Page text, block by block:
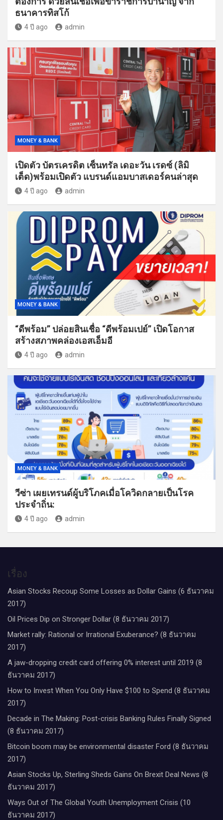
ธนาคารทิสโก้
4 ปี ago admin
MONEY & BANK
เปิดตัว บัตรเครดิต เซ็นทรัล เดอะวัน เรดซ์ (ลิมิ
เต็ด)พร้อมเปิดตัว แบรนด์แอมบาสเดอร์คนล่าสุด
4 ปี ago admin
MONEY & BANK
“ดีพร้อม” ปล่อยสินเชื่อ “ดีพร้อมเปย์” เปิดโอกาส
สร้างสภาพคล่องเอสเอ็มอี
4 ปี ago admin
MONEY & BANK
วีซ่า เผยเทรนด์ผู้บริโภคเมื่อโควิดกลายเป็นโรค
ประจำถิ่น:
4 ปี ago admin
เรื่อง
Asian Stocks Recoup Some Losses as Dollar Gains (6 ธันวาคม
2017)
Oil Prices Dip on Stronger Dollar (8 ธันวาคม 2017)
Market rally: Rational or Irrational Exuberance? (8 ธันวาคม
2017)
A jaw-dropping credit card offering 0% interest until 2019 (8
ธันวาคม 2017)
How to Invest When You Only Have $100 to Spend (8 ธันวาคม
2017)
Decade in The Making: Post-crisis Banking Rules Finally Signed
(8 ธันวาคม 2017)
Bitcoin boom may be environmental disaster Ford (8 ธันวาคม
2017)
Asian Stocks Up, Sterling Sheds Gains On Brexit Deal News (8
ธันวาคม 2017)
Ways Out of The Global Youth Unemployment Crisis (10
ธันวาคม 2017)